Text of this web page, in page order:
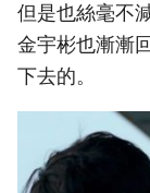
但是也絲毫不
金宇彬也漸漸
下去的。